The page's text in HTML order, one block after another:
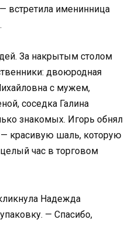
встретила именинница
За накрытым столом
двоюродная
с мужем,
соседка Галина
знакомых. Игорь обнял
— красивую шаль, которую
час в торговом
Надежда
— Спасибо,